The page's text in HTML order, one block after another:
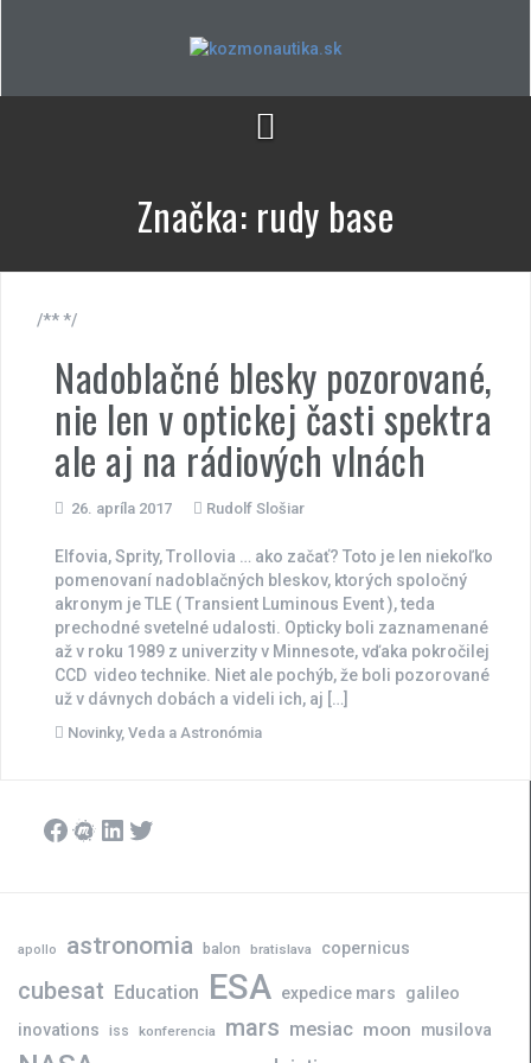
Značka: rudy base
/** */
Nadoblačné blesky pozorované,
nie len v optickej časti spektra
ale aj na rádiových vlnách
26. apríla 2017 Rudolf Slošiar
Elfovia, Sprity, Trollovia … ako začať? Toto je len niekoľko
pomenovaní nadoblačných bleskov, ktorých spoločný
akronym je TLE ( Transient Luminous Event ), teda
prechodné svetelné udalosti. Opticky boli zaznamenané
až v roku 1989 z univerzity v Minnesote, vďaka pokročilej
CCD video technike. Niet ale pochýb, že boli pozorované
už v dávnych dobách a videli ich, aj […]
Novinky, Veda a Astronómia
Facebook
Meetup
LinkedIn
Twitter
apollo astronomia balon bratislava copernicus
cubesat Education ESA expedice mars
galileo
inovations iss konferencia mars mesiac moon musilova